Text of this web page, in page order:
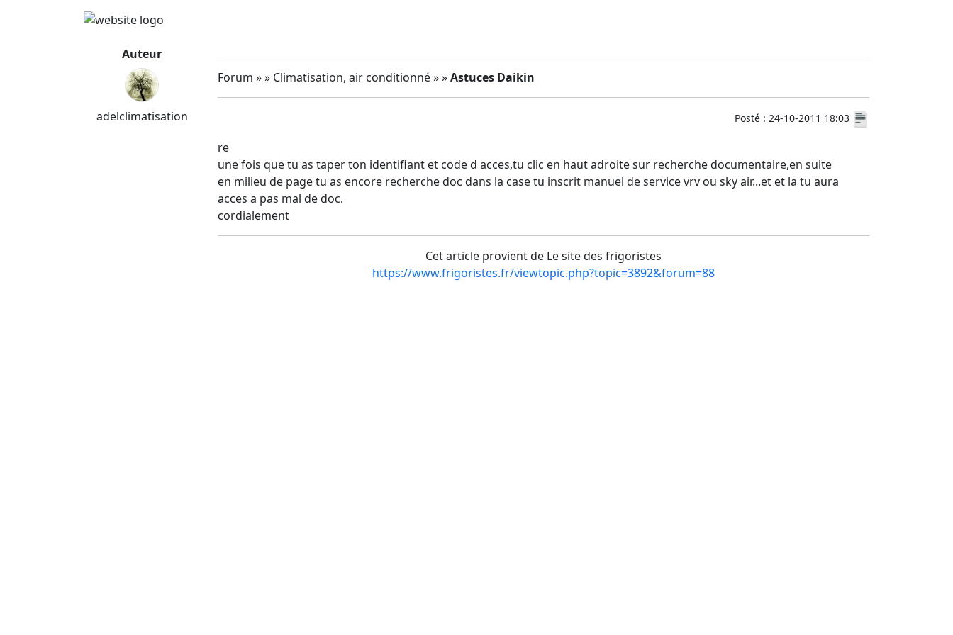
Auteur
adelclimatisation
Forum » » Climatisation, air conditionné » »Astuces Daikin
Posté : 24-10-2011 18:03
re
une fois que tu as taper ton identifiant et code d acces,tu clic en haut adroite sur recherche documentaire,en suite
en milieu de page tu as encore recherche doc dans la case tu inscrit manuel de service vrv ou sky air...et et la tu aura
acces a pas mal de doc.
cordialement
Cet article provient de Le site des frigoristes
https://www.frigoristes.fr/viewtopic.php?topic=3892&forum=88